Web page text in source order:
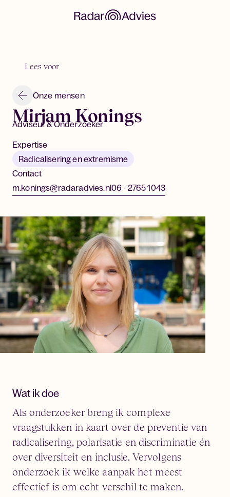
Lees voor
Onze mensen
Mirjam Konings
Adviseur & Onderzoeker
Expertise
Radicalisering en extremisme
Contact
m.konings@radaradvies.nl06 - 2765 1043
Wat ik doe
Als onderzoeker breng ik complexe
vraagstukken in kaart over de preventie van
radicalisering, polarisatie en discriminatie én
over diversiteit en inclusie. Vervolgens
onderzoek ik welke aanpak het meest
effectief is om echt verschil te maken.